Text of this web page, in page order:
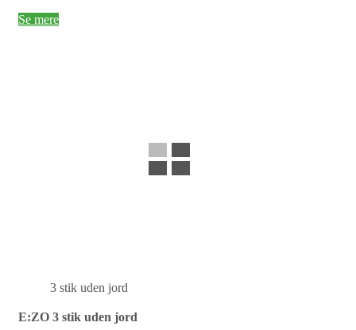
Se mere
3 stik uden jord
E:ZO 3 stik uden jord